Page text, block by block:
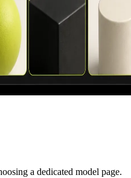
a dedicated model page.